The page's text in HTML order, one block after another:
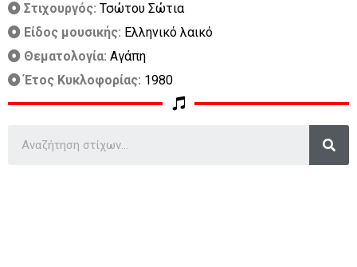
Στιχουργός: Τσώτου Σώτια
Είδος μουσικής: Ελληνικό λαικό
Θεματολογία: Αγάπη
Έτος Κυκλοφορίας: 1980